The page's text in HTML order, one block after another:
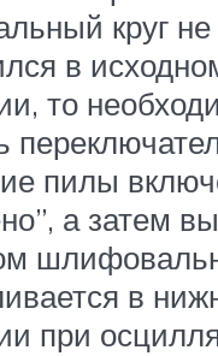
круг не
в
то
пилы
а затем
в
при